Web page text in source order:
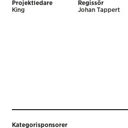
Projektledare
King
Regissör
Johan Tappert
Kategorisponsorer